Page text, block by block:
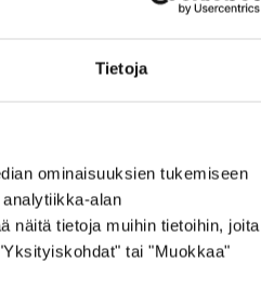
Tietoja
ominaisuuksien tukemiseen
alan
näitä tietoja muihin tietoihin, joita
tai "Muokkaa"